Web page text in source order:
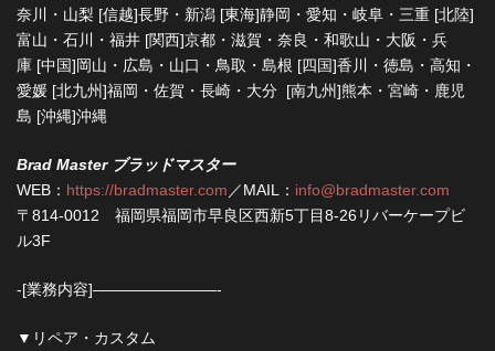
奈川・山梨 [信越]長野・新潟 [東海]静岡・愛知・岐阜・三重 [北陸]
富山・石川・福井 [関西]京都・滋賀・奈良・和歌山・大阪・兵
庫 [中国]岡山・広島・山口・鳥取・島根 [四国]香川・徳島・高知・
愛媛 [北九州]福岡・佐賀・長崎・大分 [南九州]熊本・宮崎・鹿児
島 [沖縄]沖縄
Brad Master ブラッドマスター
WEB： https://bradmaster.com ／MAIL： info@bradmaster.com
〒814-0012 福岡県福岡市早良区西新5丁目8-26リバーケープビ
ル3F
-[業務内容]————————-
▼リペア・カスタム